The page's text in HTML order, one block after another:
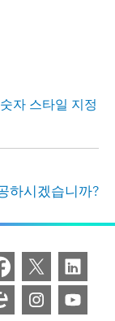
숫자 스타일 지정
하시겠습니까?